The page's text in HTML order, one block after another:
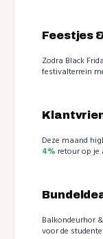
Feestjes
Zodra Black
festivalterrein
Deze maand
4% retour op je
Balkondeurhor
voor de